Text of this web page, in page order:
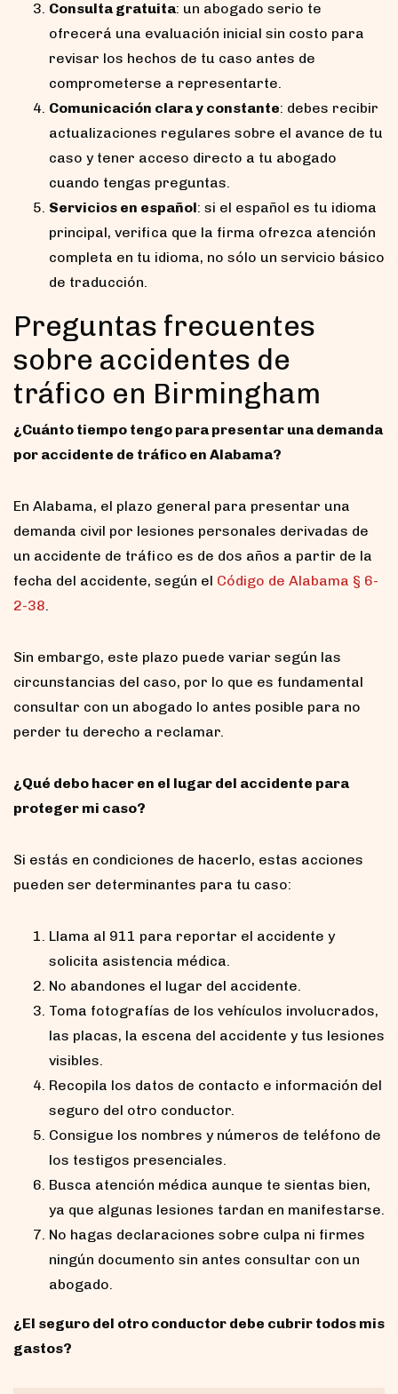
Consulta gratuita: un abogado serio te
ofrecerá una evaluación inicial sin costo para
revisar los hechos de tu caso antes de
comprometerse a representarte.
Comunicación clara y constante: debes recibir
actualizaciones regulares sobre el avance de tu
caso y tener acceso directo a tu abogado
cuando tengas preguntas.
Servicios en español: si el español es tu idioma
principal, verifica que la firma ofrezca atención
completa en tu idioma, no sólo un servicio básico
de traducción.
Preguntas frecuentes
sobre accidentes de
tráfico en Birmingham
¿Cuánto tiempo tengo para presentar una demanda
por accidente de tráfico en Alabama?
En Alabama, el plazo general para presentar una
demanda civil por lesiones personales derivadas de
un accidente de tráfico es de dos años a partir de la
fecha del accidente, según el Código de Alabama § 6-
2-38
Sin embargo, este plazo puede variar según las
circunstancias del caso, por lo que es fundamental
consultar con un abogado lo antes posible para no
perder tu derecho a reclamar.
¿Qué debo hacer en el lugar del accidente para
proteger mi caso?
Si estás en condiciones de hacerlo, estas acciones
pueden ser determinantes para tu caso:
Llama al 911 para reportar el accidente y
solicita asistencia médica.
No abandones el lugar del accidente.
Toma fotografías de los vehículos involucrados,
las placas, la escena del accidente y tus lesiones
visibles.
Recopila los datos de contacto e información del
seguro del otro conductor.
Consigue los nombres y números de teléfono de
los testigos presenciales.
Busca atención médica aunque te sientas bien,
ya que algunas lesiones tardan en manifestarse.
No hagas declaraciones sobre culpa ni firmes
ningún documento sin antes consultar con un
abogado.
¿El seguro del otro conductor debe cubrir todos mis
gastos?